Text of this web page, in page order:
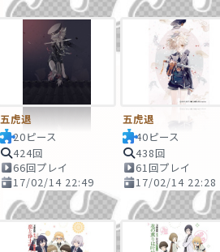
五虎退
20ピース
424回
66回プレイ
17/02/14 22:49
五虎退
40ピース
438回
61回プレイ
17/02/14 22:28